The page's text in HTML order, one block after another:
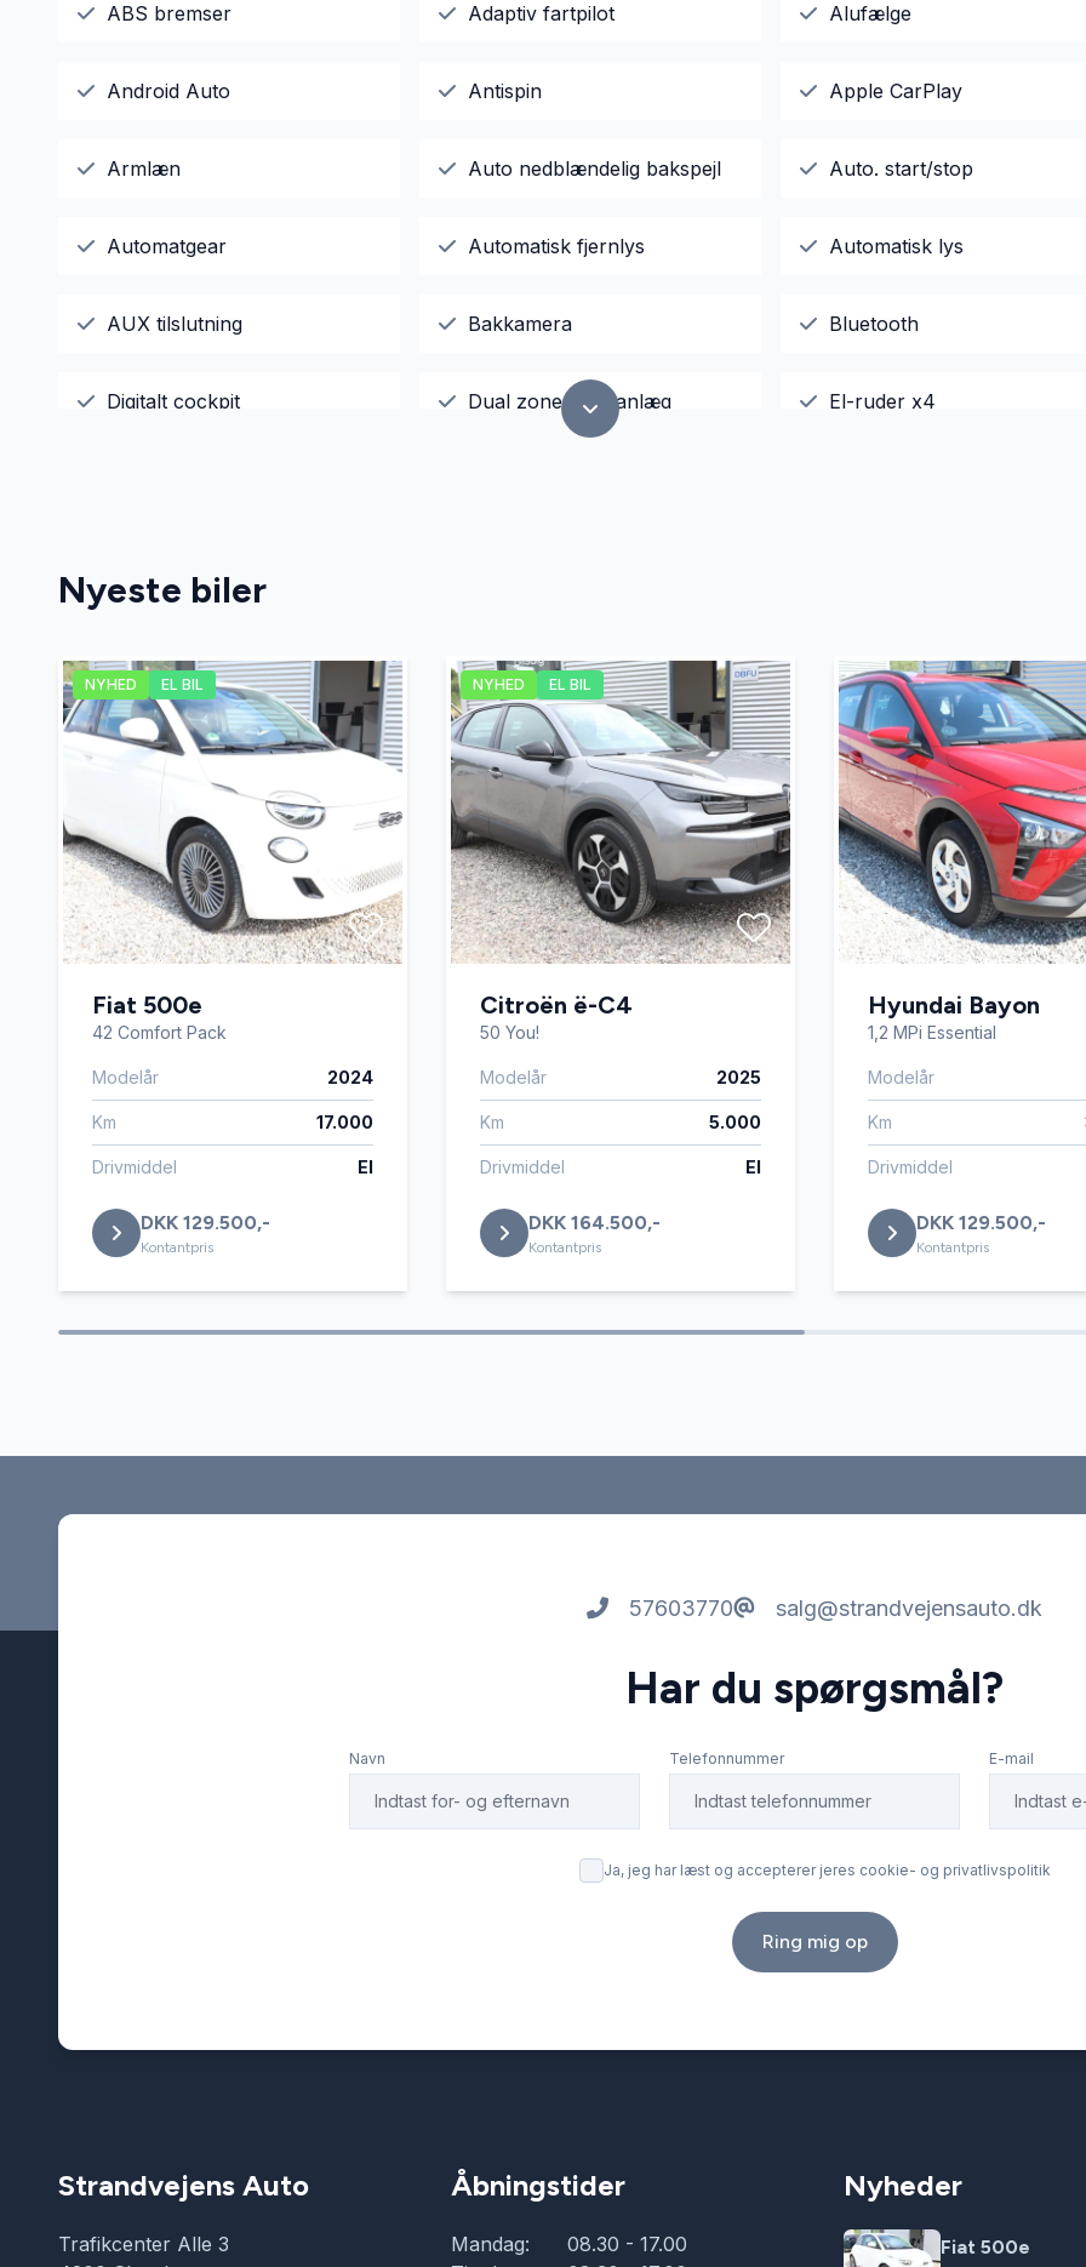
ABS bremser Adaptiv fartpilot Alufælge
Android Auto Antispin Apple CarPlay
Armlæn Auto nedblændelig bakspejl Auto. start/stop
Automatgear Automatisk fjernlys Automatisk lys
AUX tilslutning Bakkamera Bluetooth
Digitalt cockpit Dual zone klimaanlæg El-ruder x4
Musikstreaming via bluetooth Navigation Nøglefri betjening
Parkeringssensor bagved Parkeringssensor foran Service OK
Servostyring Splitbagsæder Startspærre
Stofsæder Sædevarme Tonede ruder
Træthedsregistrering Tågelygter USB tilslutning
Nyeste biler
NYHED EL BIL
Fiat 500e
42 Comfort Pack
Modelår 2024
Km 17.000
Drivmiddel El
DKK 129.500,-
Kontantpris
NYHED EL BIL
Citroën ë-C4
50 You!
Modelår 2025
Km 5.000
Drivmiddel El
DKK 164.500,-
Kontantpris
Hyundai Bayon
1,2 MPi Essential
Modelår
Km
Drivmiddel
DKK 129.500,-
Kontantpris
57603770 salg@strandvejensauto.dk
Har du spørgsmål?
Navn Telefonnummer E-mail
Ja, jeg har læst og accepterer jeres cookie- og privatlivspolitik
Ring mig op
Strandvejens Auto
Trafikcenter Alle 3
Åbningstider
Mandag:
08.30 - 17.00
Nyheder
Fiat 500e